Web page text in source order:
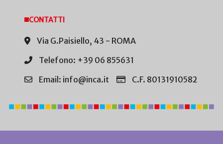
CONTATTI
Via G.Paisiello, 43 - ROMA
Telefono: +39 06 855631
Email: info@inca.it
C.F. 80131910582